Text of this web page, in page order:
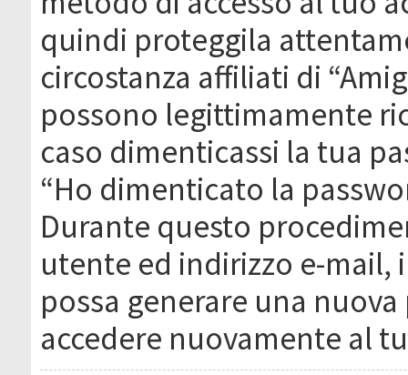
quindi proteggila
circostanza affiliati di
possono legittimamente
caso dimenticassi la tua
“Ho dimenticato la
Durante questo
utente ed indirizzo e-mail,
possa generare una
accedere nuovamente al